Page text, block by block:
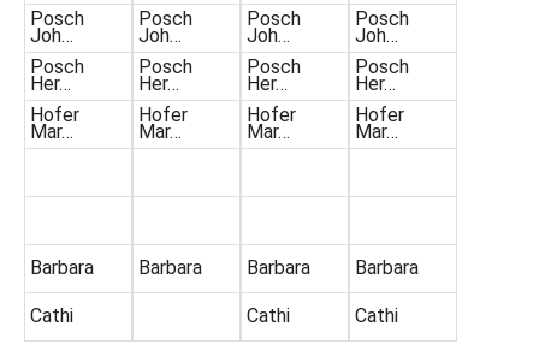
Posch
Joh…
Posch
Her…
Hofer
Mar…
Barbara
Cathi
Posch
Joh…
Posch
Her…
Hofer
Mar…
Barbara
Posch
Joh…
Posch
Her…
Hofer
Mar…
Barbara
Cathi
Posch
Joh…
Posch
Her…
Hofer
Mar…
Barbara
Cathi